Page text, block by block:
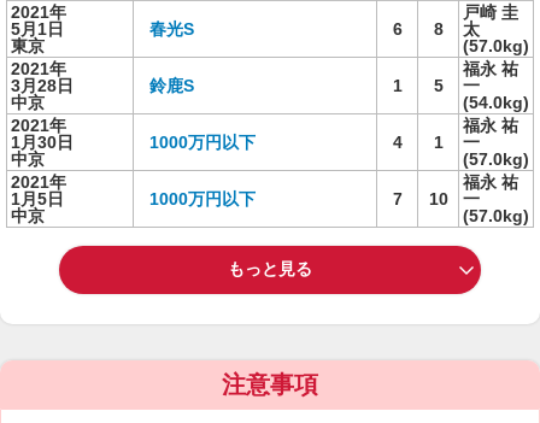
2021年
5月1日
東京
春光S 6 8
戸崎 圭
太
(57.0kg)
2021年
3月28日
中京
鈴鹿S 1 5
福永 祐
一
(54.0kg)
2021年
1月30日
中京
1000万円以下 4 1
福永 祐
一
(57.0kg)
2021年
1月5日
中京
1000万円以下 7 10
福永 祐
一
(57.0kg)
もっと見る
注意事項